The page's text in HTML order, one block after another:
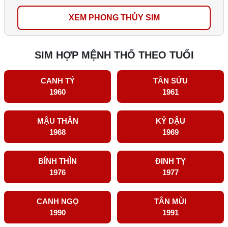
XEM PHONG THỦY SIM
SIM HỢP MỆNH THỔ THEO TUỔI
CANH TÝ
1960
TÂN SỬU
1961
MẬU THÂN
1968
KỶ DẬU
1969
BÍNH THÌN
1976
ĐINH TỴ
1977
CANH NGỌ
1990
TÂN MÙI
1991